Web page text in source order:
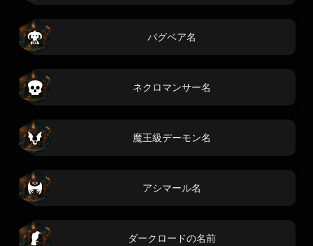
バグベア名
ネクロマンサー名
魔王級デーモン名
アシマール名
ダークロードの名前